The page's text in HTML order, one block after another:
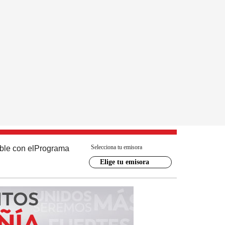
con el Programa Selecciona tu emisora
Elige tu emisora